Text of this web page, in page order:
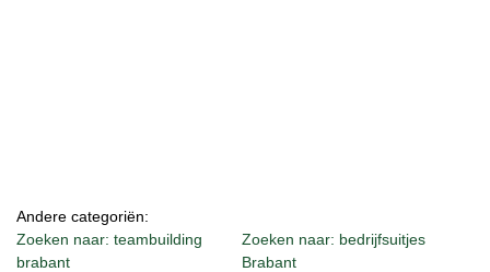
Andere categoriën:
Zoeken naar: teambuilding
brabant
Zoeken naar: bedrijfsuitjes
Brabant